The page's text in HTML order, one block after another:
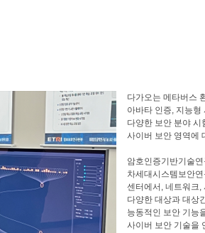
다가오는 메타버스
아바타 인증, 지능형
다양한 보안 분야 시
사이버 보안 영역에
암호인증기반기술
차세대시스템보안
센터에서, 네트워크,
다양한 대상과 대상
능동적인 보안 기능
사이버 보안 기술을